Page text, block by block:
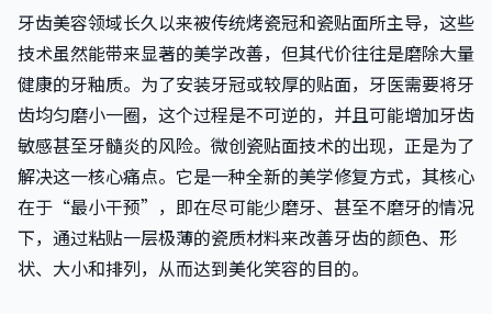
牙齿美容领域长久以来被传统烤瓷冠和瓷贴面所主导，这些
技术虽然能带来显著的美学改善，但其代价往往是磨除大量
健康的牙釉质。为了安装牙冠或较厚的贴面，牙医需要将牙
齿均匀磨小一圈，这个过程是不可逆的，并且可能增加牙齿
敏感甚至牙髓炎的风险。微创瓷贴面技术的出现，正是为了
解决这一核心痛点。它是一种全新的美学修复方式，其核心
在于“最小干预”，即在尽可能少磨牙、甚至不磨牙的情况
下，通过粘贴一层极薄的瓷质材料来改善牙齿的颜色、形
状、大小和排列，从而达到美化笑容的目的。